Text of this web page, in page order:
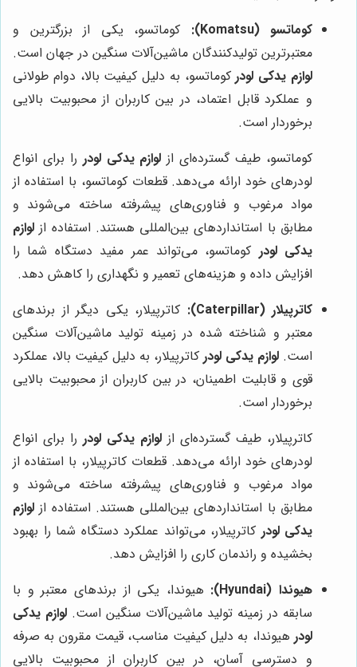
کوماتسو (Komatsu):
کوماتسو، یکی از بزرگترین و
معتبرترین تولیدکنندگان ماشین‌آلات سنگین در جهان است.
لوازم یدکی لودرکوماتسو، به دلیل کیفیت بالا، دوام طولانی
و عملکرد قابل اعتماد، در بین کاربران از محبوبیت بالایی
برخوردار است.
کوماتسو، طیف گسترده‌ای از لوازم یدکی لودر را برای انواع
لودرهای خود ارائه می‌دهد. قطعات کوماتسو، با استفاده از
مواد مرغوب و فناوری‌های پیشرفته ساخته می‌شوند و
مطابق با استانداردهای بین‌المللی هستند. استفاده از لوازم
یدکی لودر کوماتسو، می‌تواند عمر مفید دستگاه شما را
افزایش داده و هزینه‌های تعمیر و نگهداری را کاهش دهد.
کاترپیلار (Caterpillar):
کاترپیلار، یکی دیگر از برندهای
معتبر و شناخته شده در زمینه تولید ماشین‌آلات سنگین
است. لوازم یدکی لودر کاترپیلار، به دلیل کیفیت بالا، عملکرد
قوی و قابلیت اطمینان، در بین کاربران از محبوبیت بالایی
برخوردار است.
کاترپیلار، طیف گسترده‌ای از لوازم یدکی لودر را برای انواع
لودرهای خود ارائه می‌دهد. قطعات کاترپیلار، با استفاده از
مواد مرغوب و فناوری‌های پیشرفته ساخته می‌شوند و
مطابق با استانداردهای بین‌المللی هستند. استفاده از لوازم
یدکی لودر کاترپیلار، می‌تواند عملکرد دستگاه شما را بهبود
بخشیده و راندمان کاری را افزایش دهد.
هیوندا (Hyundai):
هیوندا، یکی از برندهای معتبر و با
سابقه در زمینه تولید ماشین‌آلات سنگین است. لوازم یدکی
لودر هیوندا، به دلیل کیفیت مناسب، قیمت مقرون به صرفه
و دسترسی آسان، در بین کاربران از محبوبیت بالایی